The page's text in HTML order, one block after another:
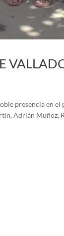
presencia en
Adrián Muñoz,